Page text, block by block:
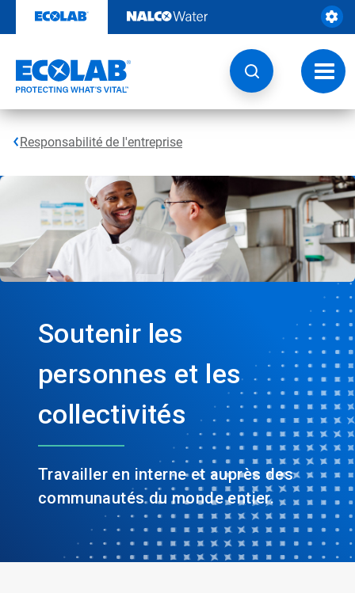
contenu
la
Responsabilité de l'entreprise
Soutenir les
personnes et les
collectivités
Travailler en interne et auprès des
communautés du monde entier.